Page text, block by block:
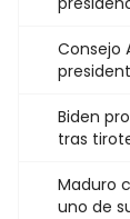
Consejo
Biden
tras
Maduro
uno de